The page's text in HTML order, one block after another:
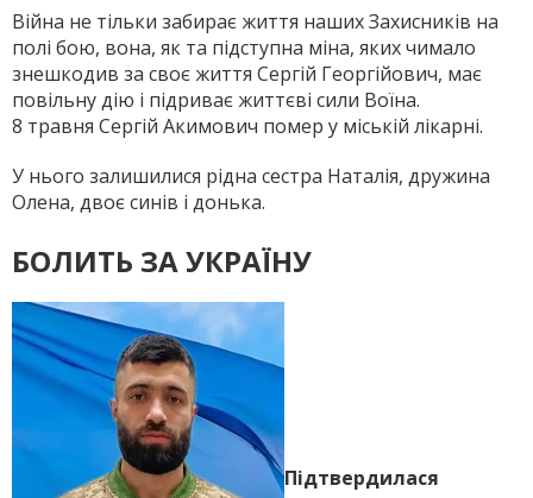
Війна не тільки забирає життя наших Захисників на
полі бою, вона, як та підступна міна, яких чимало
знешкодив за своє життя Сергій Георгійович, має
повільну дію і підриває життєві сили Воїна.
8 травня Сергій Акимович помер у міській лікарні.
У нього залишилися рідна сестра Наталія, дружина
Олена, двоє синів і донька.
БОЛИТЬ ЗА УКРАЇНУ
Підтвердилася